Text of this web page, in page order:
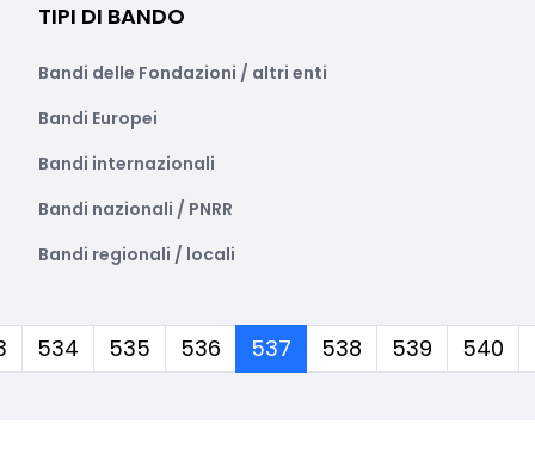
TIPI DI BANDO
Bandi delle Fondazioni / altri enti
Bandi Europei
Bandi internazionali
Bandi nazionali / PNRR
Bandi regionali / locali
534 535 536 537(corrente)
538 539 540